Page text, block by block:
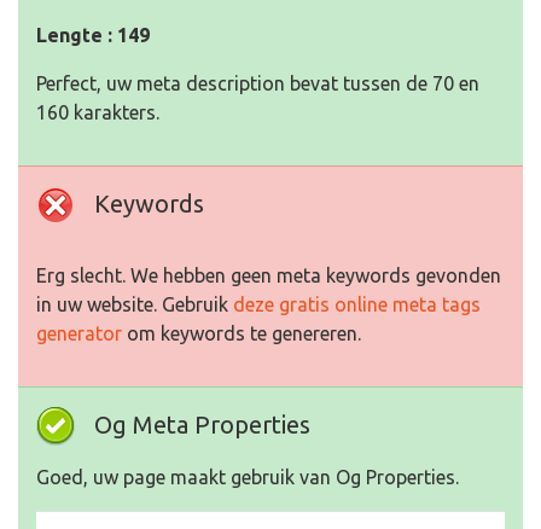
Lengte : 149
Perfect, uw meta description bevat tussen de 70 en
160 karakters.
Keywords
Erg slecht. We hebben geen meta keywords gevonden
in uw website. Gebruik deze gratis online meta tags
generator om keywords te genereren.
Og Meta Properties
Goed, uw page maakt gebruik van Og Properties.